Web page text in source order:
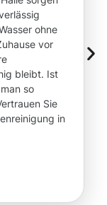
ohne
vor
bleibt. Ist
so
Sie
in